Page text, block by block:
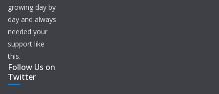
growing day by
day and always
needed your
support like
this.
Follow Us on
Twitter